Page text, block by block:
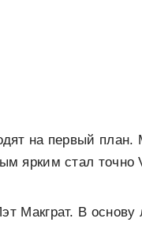
на первый
ярким стал точно
Макграт. В